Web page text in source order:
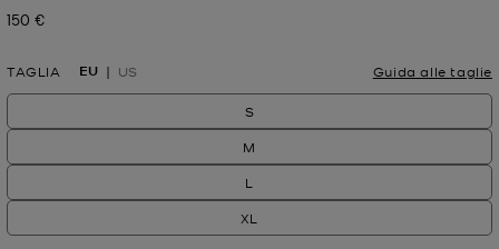
Prezzo attuale
150 €
TAGLIA EU US Guida alle taglie
S
M
L
XL